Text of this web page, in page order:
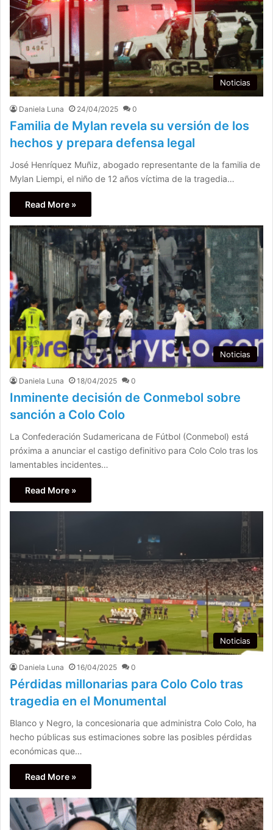
Noticias
Daniela Luna 24/04/2025 0
Familia de Mylan revela su versión de los
hechos y prepara defensa legal
José Henríquez Muñiz, abogado representante de la familia de
Mylan Liempi, el niño de 12 años víctima de la tragedia…
Read More »
Noticias
Daniela Luna 18/04/2025 0
Inminente decisión de Conmebol sobre
sanción a Colo Colo
La Confederación Sudamericana de Fútbol (Conmebol) está
próxima a anunciar el castigo definitivo para Colo Colo tras los
lamentables incidentes…
Read More »
Noticias
Daniela Luna 16/04/2025 0
Pérdidas millonarias para Colo Colo tras
tragedia en el Monumental
Blanco y Negro, la concesionaria que administra Colo Colo, ha
hecho públicas sus estimaciones sobre las posibles pérdidas
económicas que…
Read More »